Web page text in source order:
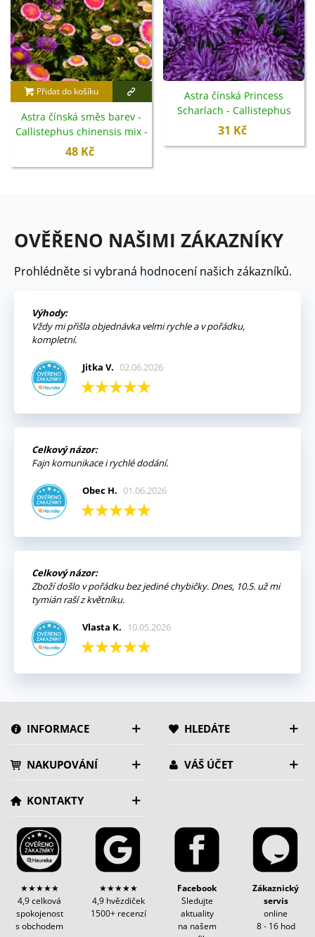
Přidat do košíku
Astra čínská směs barev -
Callistephus chinensis mix -
semena - 80 ks
48 Kč
Astra čínská Princess
Scharlach - Callistephus
chinensis - semena - 50 ks
31 Kč
OVĚŘENO NAŠIMI ZÁKAZNÍKY
Prohlédněte si vybraná hodnocení našich zákazníků.
Výhody:
Vždy mi přišla objednávka velmi rychle a v pořádku,
kompletní.
Jitka V. 02.06.2026
Celkový názor:
Fajn komunikace i rychlé dodání.
Obec H. 01.06.2026
Celkový názor:
Zboží došlo v pořádku bez jediné chybičky. Dnes, 10.5. už mi
tymián raší z květníku.
Vlasta K. 10.05.2026
INFORMACE HLEDÁTE
NAKUPOVÁNÍ VÁŠ ÚČET
KONTAKTY
★★★★★
4,9 celková
spokojenost
s obchodem
★★★★★
4,9 hvězdiček
1500+ recenzí
Facebook
Sledujte
aktuality
na našem
Zákaznický
servis
online
8 - 16 hod